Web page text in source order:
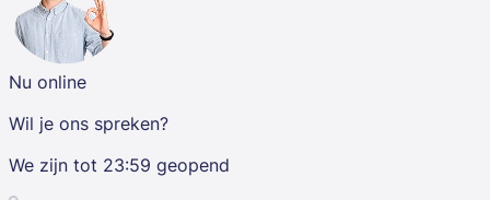
Nu online
Wil je ons spreken?
We zijn tot 23:59 geopend